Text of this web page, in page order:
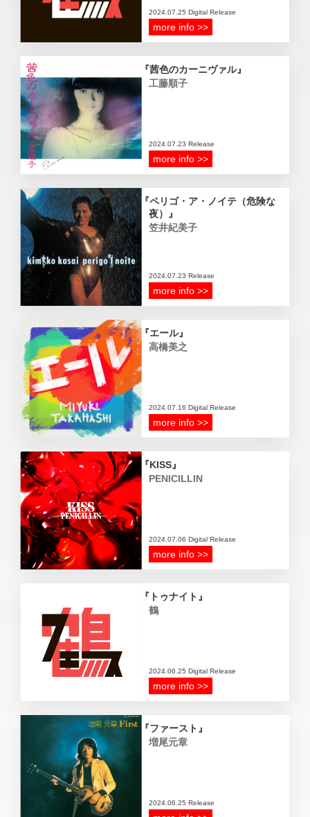
2024.07.25 Digital Release
more info >>
茜色のカーニヴァル
工藤順子
2024.07.23 Release
more info >>
ペリゴ・ア・ノイテ（危険な
夜）
笠井紀美子
2024.07.23 Release
more info >>
エール
高橋美之
2024.07.16 Digital Release
more info >>
KISS
PENICILLIN
2024.07.06 Digital Release
more info >>
トゥナイト
鶴
2024.06.25 Digital Release
more info >>
ファースト
増尾元章
2024.06.25 Release